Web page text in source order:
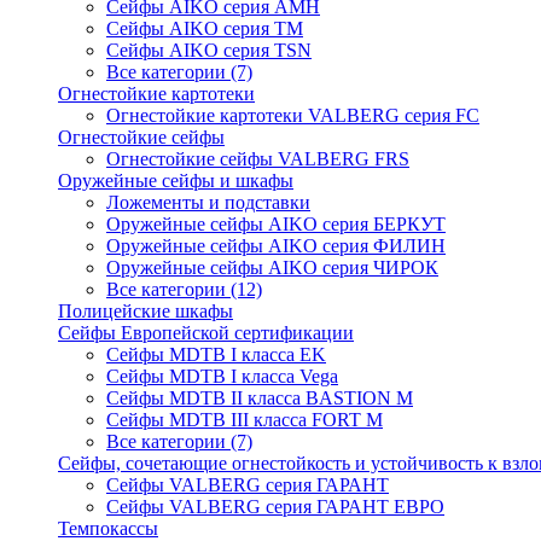
Сейфы AIKO серия AMH
Сейфы AIKO серия TM
Сейфы AIKO серия TSN
Все категории (7)
Огнестойкие картотеки
Огнестойкие картотеки VALBERG серия FC
Огнестойкие сейфы
Огнестойкие сейфы VALBERG FRS
Оружейные сейфы и шкафы
Ложементы и подставки
Оружейные сейфы AIKO серия БЕРКУТ
Оружейные сейфы AIKO серия ФИЛИН
Оружейные сейфы AIKO серия ЧИРОК
Все категории (12)
Полицейские шкафы
Сейфы Европейской сертификации
Сейфы MDTB I класса EK
Сейфы MDTB I класса Vega
Сейфы MDTB II класса BASTION M
Сейфы MDTB III класса FORT M
Все категории (7)
Сейфы, сочетающие огнестойкость и устойчивость к
Сейфы VALBERG серия ГАРАНТ
Сейфы VALBERG серия ГАРАНТ ЕВРО
Темпокассы